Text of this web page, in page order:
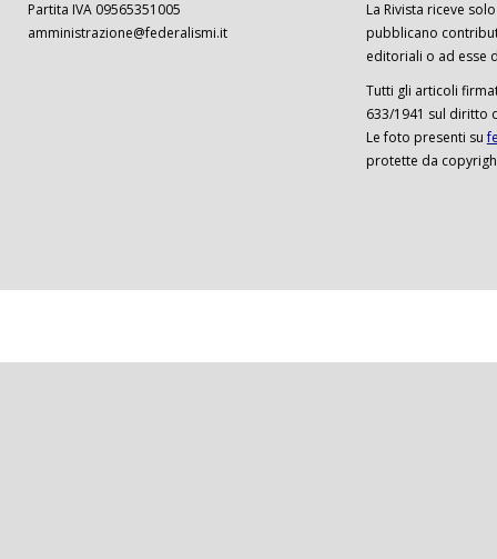
Partita IVA 09565351005
amministrazione@federalismi.it
La Rivista riceve
pubblicano
editoriali o ad esse
Tutti gli articoli
633/1941 sul diritto
Le foto presenti su
protette da